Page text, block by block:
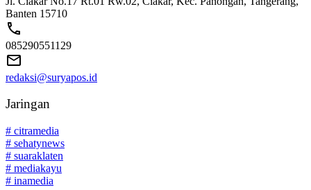
Banten 15710
085290551129
redaksi@suryapos.id
Jaringan
# citramedia
# sehatynews
# suaraklaten
# mediakayu
# inamedia